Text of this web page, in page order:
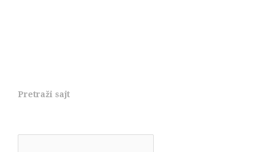
Pretraži sajt